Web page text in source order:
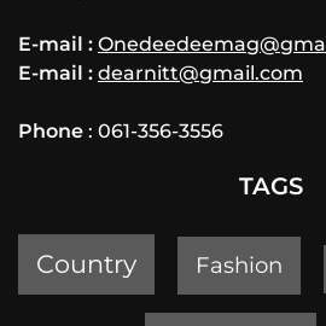
E-mail :
E-mail : dearnitt@gmail.com
Phone : 061-356-3556
TAGS
Country Fashion